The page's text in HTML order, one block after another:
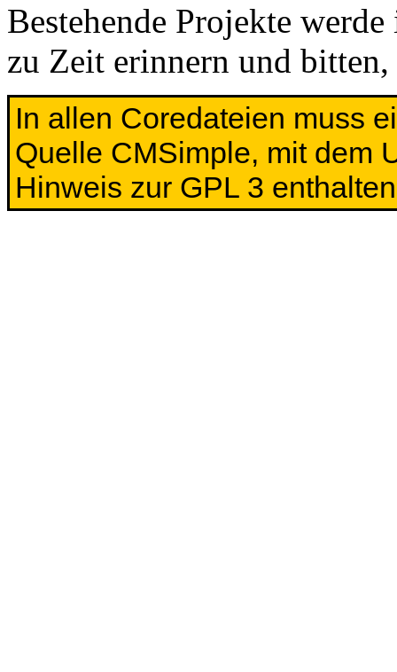
Bestehende Projekte
zu Zeit erinnern und
In allen Coredateien muss
Quelle CMSimple, mit dem
Hinweis zur GPL 3